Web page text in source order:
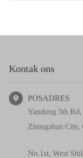
Kontak ons

POSADRES
Yandong 5th
Zhongshan City,
No.1st, West